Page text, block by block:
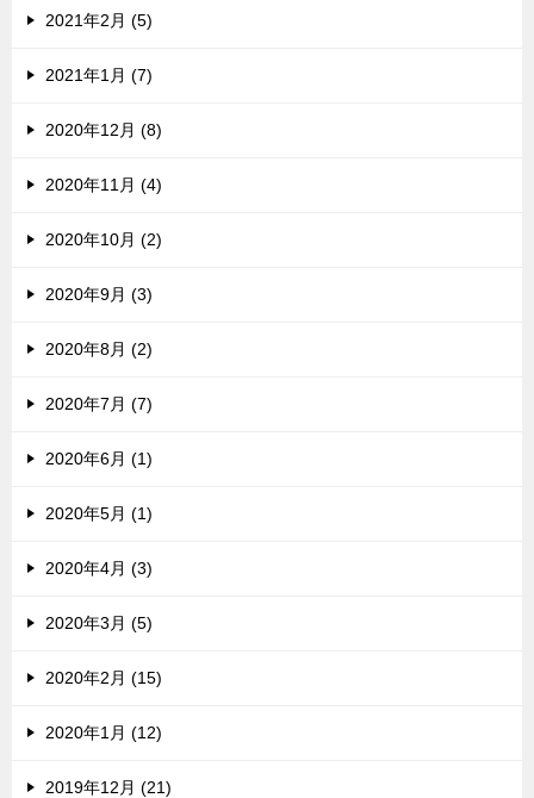
2021年2月 (5)
2021年1月 (7)
2020年12月 (8)
2020年11月 (4)
2020年10月 (2)
2020年9月 (3)
2020年8月 (2)
2020年7月 (7)
2020年6月 (1)
2020年5月 (1)
2020年4月 (3)
2020年3月 (5)
2020年2月 (15)
2020年1月 (12)
2019年12月 (21)